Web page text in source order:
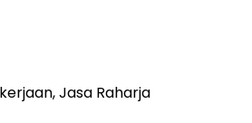
Jasa Raharja